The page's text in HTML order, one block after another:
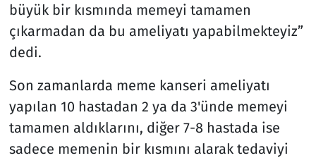
büyük bir kısmında memeyi tamamen
çıkarmadan da bu ameliyatı yapabilmekteyiz”
dedi.
Son zamanlarda meme kanseri ameliyatı
yapılan 10 hastadan 2 ya da 3'ünde memeyi
tamamen aldıklarını, diğer 7-8 hastada ise
sadece memenin bir kısmını alarak tedaviyi